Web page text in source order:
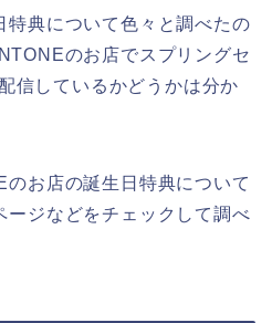
典について色々と調べたの
のお店でスプリングセ
信しているかどうかは分か
お店の誕生日特典について
ジなどをチェックして調べ